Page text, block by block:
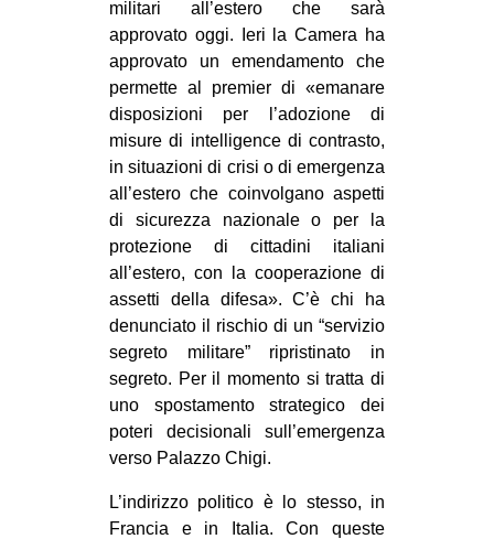
militari all’estero che sarà
approvato oggi. Ieri la Camera ha
approvato un emendamento che
permette al premier di «emanare
disposizioni per l’adozione di
misure di intelligence di contrasto,
in situazioni di crisi o di emergenza
all’estero che coinvolgano aspetti
di sicurezza nazionale o per la
protezione di cittadini italiani
all’estero, con la cooperazione di
assetti della difesa». C’è chi ha
denunciato il rischio di un “servizio
segreto militare” ripristinato in
segreto. Per il momento si tratta di
uno spostamento strategico dei
poteri decisionali sull’emergenza
verso Palazzo Chigi.
L’indirizzo politico è lo stesso, in
Francia e in Italia. Con queste